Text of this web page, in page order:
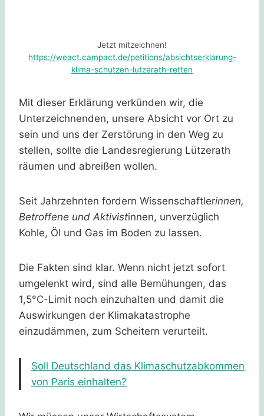
Jetzt mitzeichnen!
https://weact.campact.de/petitions/absichtserklarung-
klima-schutzen-lutzerath-retten
Mit dieser Erklärung verkünden wir, die
Unterzeichnenden, unsere Absicht vor Ort zu
sein und uns der Zerstörung in den Weg zu
stellen, sollte die Landesregierung Lützerath
räumen und abreißen wollen.
Seit Jahrzehnten fordern Wissenschaftlerinnen,
Betroffene und Aktivistinnen, unverzüglich
Kohle, Öl und Gas im Boden zu lassen.
Die Fakten sind klar. Wenn nicht jetzt sofort
umgelenkt wird, sind alle Bemühungen, das
1,5°C-Limit noch einzuhalten und damit die
Auswirkungen der Klimakatastrophe
einzudämmen, zum Scheitern verurteilt.
Soll Deutschland das Klimaschutzabkommen
von Paris einhalten?